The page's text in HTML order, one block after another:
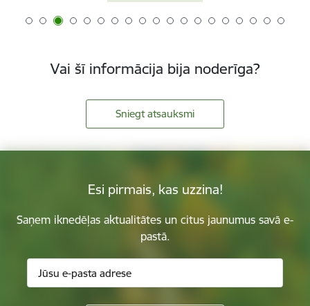
Vai šī informācija bija noderīga?
Sniegt atsauksmi
Esi pirmais, kas uzzina!
Saņem iknedēļas aktualitātes un citus jaunumus savā e-
pastā.